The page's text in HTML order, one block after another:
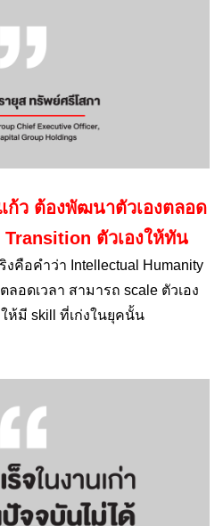
ก้ว ต้องพัฒนาตัวเองตลอด
Transition ตัวเองให้ทัน
คือคำว่า Intellectual Humanity
อดเวลา สามารถ scale ตัวเอง
ให้มี skill ที่เก่งในยุคนั้น